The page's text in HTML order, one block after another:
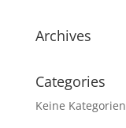
Archives
Categories
Keine Kategorien